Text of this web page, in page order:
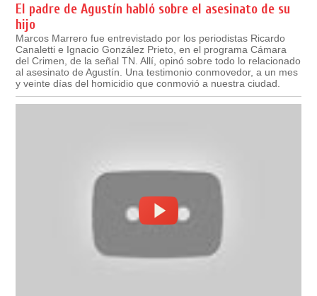
El padre de Agustín habló sobre el asesinato de su
hijo
Marcos Marrero fue entrevistado por los periodistas Ricardo
Canaletti e Ignacio González Prieto, en el programa Cámara
del Crimen, de la señal TN. Allí, opinó sobre todo lo relacionado
al asesinato de Agustín. Una testimonio conmovedor, a un mes
y veinte días del homicidio que conmovió a nuestra ciudad.